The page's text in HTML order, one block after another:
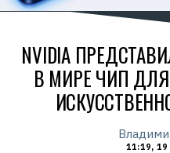
NVIDIA
В МИРЕ ЧИП
11:19,